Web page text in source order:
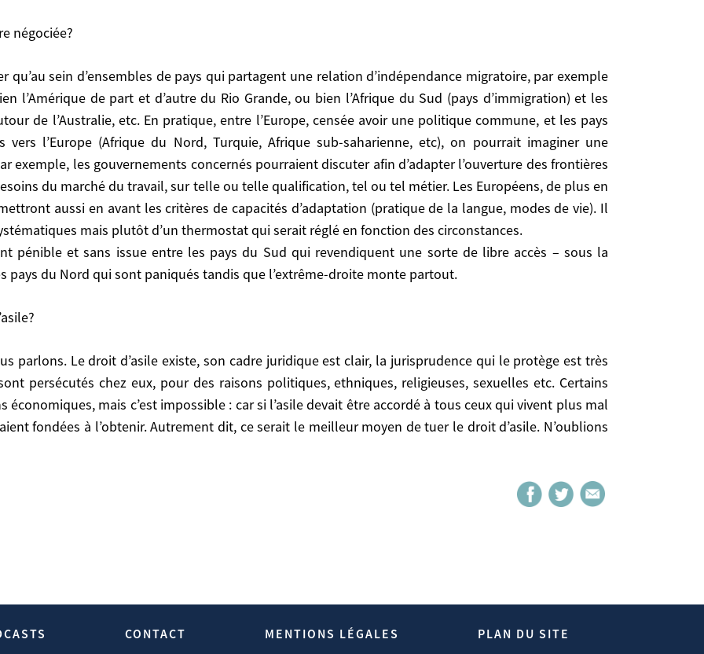
négociée?
l’Amérique de part et d’autre du Rio Grande, ou bien l’Afrique du Sud (pays d’immigration) et les
de l’Australie, etc. En pratique, entre l’Europe, censée avoir une politique commune, et les pays
l’Europe (Afrique du Nord, Turquie, Afrique sub-saharienne, etc), on pourrait imaginer une
exemple, les gouvernements concernés pourraient discuter afin d’adapter l’ouverture des frontières
du marché du travail, sur telle ou telle qualification, tel ou tel métier. Les Européens, de plus en
aussi en avant les critères de capacités d’adaptation (pratique de la langue, modes de vie). Il
mais plutôt d’un thermostat qui serait réglé en fonction des circonstances.
pénible et sans issue entre les pays du Sud qui revendiquent une sorte de libre accès – sous la
pays du Nord qui sont paniqués tandis que l’extrême-droite monte partout.
persécutés chez eux, pour des raisons politiques, ethniques, religieuses, sexuelles etc. Certains
mais c’est impossible : car si l’asile devait être accordé à tous ceux qui vivent plus mal
fondées à l’obtenir. Autrement dit, ce serait le meilleur moyen de tuer le droit d’asile. N’oublions
et d’autre du Rio Grande, ou bien l’Afrique du Sud (pays d’immigration) et les autres pays africains, ou
entre l’Europe, censée avoir une politique commune, et les pays d’où partent majoritairement les
Afrique sub-saharienne, etc), on pourrait imaginer une concertation régulière. Tous les deux ans par
discuter afin d’adapter l’ouverture des frontières en fonction des capacités d’accueil et des besoins du
ou tel métier. Les Européens, de plus en plus sensibles à la cohésion des sociétés, mettront aussi en
de la langue, modes de vie). Il ne s’agirait ni d’ouverture ni de fermeture systématiques mais plutôt
et sans issue entre les pays du Sud qui revendiquent une sorte de libre accès – sous la pression de sa
paniqués tandis que l’extrême-droite monte partout.
eux, pour des raisons politiques, ethniques, religieuses, sexuelles etc. Certains voudraient élargir le
: car si l’asile devait être accordé à tous ceux qui vivent plus mal qu’en Europe, 6 milliards de
ce serait le meilleur moyen de tuer le droit d’asile. N’oublions pas que le mieux est l’ennemi du bien.
CONTACT MENTIONS LÉGALES PLAN DU SITE